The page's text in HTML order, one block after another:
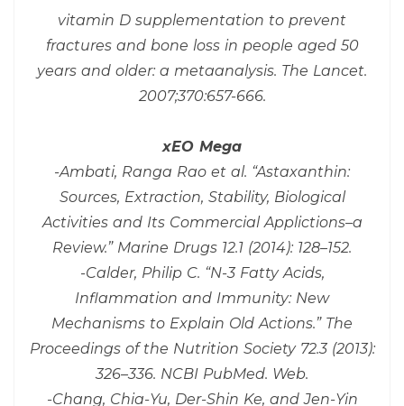
vitamin D supplementation to prevent
fractures and bone loss in people aged 50
years and older: a metaanalysis. The Lancet.
2007;370:657-666.
xEO Mega
-Ambati, Ranga Rao et al. “Astaxanthin:
Sources, Extraction, Stability, Biological
Activities and Its Commercial Applictions–a
Review.” Marine Drugs 12.1 (2014): 128–152.
-Calder, Philip C. “N-3 Fatty Acids,
Inflammation and Immunity: New
Mechanisms to Explain Old Actions.” The
Proceedings of the Nutrition Society 72.3 (2013):
326–336. NCBI PubMed. Web.
-Chang, Chia-Yu, Der-Shin Ke, and Jen-Yin